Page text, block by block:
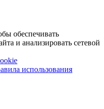
обеспечивать
и анализировать сетевой
использования